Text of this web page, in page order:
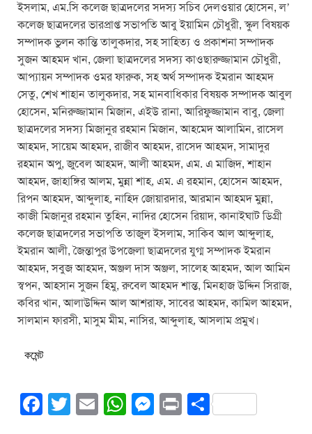
ইসলাম, এম.সি কলেজ ছাত্রদলের সদস্য সচিব দেলওয়ার হোসেন, ল’
কলেজ ছাত্রদলের ভারপ্রাপ্ত সভাপতি আবু ইয়ামিন চৌধুরী, স্কুল বিষয়ক
সম্পাদক ভুলন কান্তি তালুকদার, সহ সাহিত্য ও প্রকাশনা সম্পাদক
সুজন আহমদ খান, জেলা ছাত্রদলের সদস্য কাওছারুজ্জামান চৌধুরী,
আপ্যায়ন সম্পাদক ওমর ফারুক, সহ অর্থ সম্পাদক ইমরান আহমদ
সেতু, শেখ শাহান তালুকদার, সহ মানবাধিকার বিষয়ক সম্পাদক আবুল
হোসেন, মনিরুজ্জামান মিজান, এইউ রানা, আরিফুজ্জামান বাবু, জেলা
ছাত্রদলের সদস্য মিজানুর রহমান মিজান, আহমেদ আলামিন, রাসেল
আহমদ, সায়েম আহমদ, রাজীব আহমদ, রাসেদ আহমদ, সামাদুর
রহমান অপু, জুবেল আহমদ, আলী আহমদ, এম. এ মাজিদ, শাহান
আহমদ, জাহাঙ্গির আলম, মুন্না শাহ, এম. এ রহমান, হোসেন আহমদ,
রিপন আহমদ, আব্দুলাহ, নাহিদ জোয়ারদার, আরমান আহমদ মুন্না,
কাজী মিজানুর রহমান তুহিন, নাদির হোসেন রিয়াদ, কানাইঘাট ডিগ্রী
কলেজ ছাত্রদলের সভাপতি তাজুল ইসলাম, সাকিব আল আব্দুলাহ,
ইমরান আলী, জৈন্তাপুর উপজেলা ছাত্রদলের যুগ্ম সম্পাদক ইমরান
আহমদ, সবুজ আহমদ, অঞ্জল দাস অঞ্জল, সালেহ আহমদ, আল আমিন
স্বপন, আহসান সুজন হিমু, রুবেল আহমদ শান্ত, মিনহাজ উদ্দিন সিরাজ,
কবির খান, আলাউদ্দিন আল আশরাফ, সাবের আহমদ, কামিল আহমদ,
সালমান ফারসী, মাসুম মীম, নাসির, আব্দুলাহ, আসলাম প্রমুখ।
কমেন্ট
F
T
E
W M Pr S